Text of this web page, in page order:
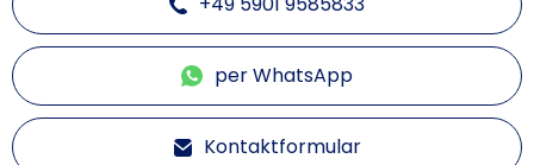
per WhatsApp
Kontaktformular